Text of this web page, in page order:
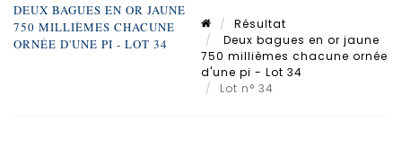
DEUX BAGUES EN OR JAUNE
750 MILLIÈMES CHACUNE
ORNÉE D'UNE PI - LOT 34
Résultat
Deux bagues en or jaune
750 millièmes chacune ornée
d'une pi - Lot 34
Lot n° 34